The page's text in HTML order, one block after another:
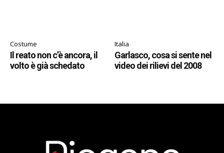
Costume
Il reato non c’è ancora, il
volto è già schedato
Italia
Garlasco, cosa si sente nel
video dei rilievi del 2008